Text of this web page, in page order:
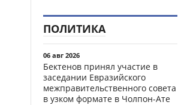
ПОЛИТИКА
06 авг 2026
Бектенов принял участие в
заседании Евразийского
межправительственного совета
в узком формате в Чолпон-Ате